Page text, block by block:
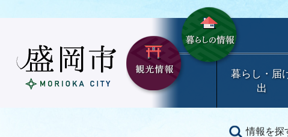
暮らし・届
出
情報を探